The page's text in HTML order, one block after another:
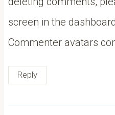
screen in the
Commenter avatars
Reply